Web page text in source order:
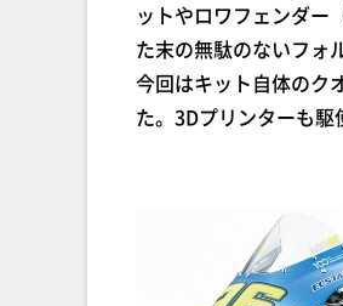
ットやロワフェンダー
た末の無駄のないフォ
今回はキット自体のク
た。3Dプリンターも駆